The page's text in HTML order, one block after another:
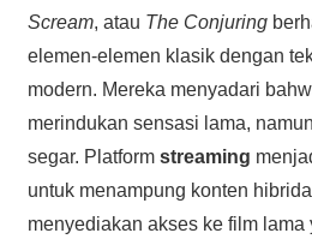
Scream, atau The Conjuring
elemen-elemen klasik dengan
modern. Mereka menyadari
merindukan sensasi lama,
segar. Platform streaming
untuk menampung konten
menyediakan akses ke film lama